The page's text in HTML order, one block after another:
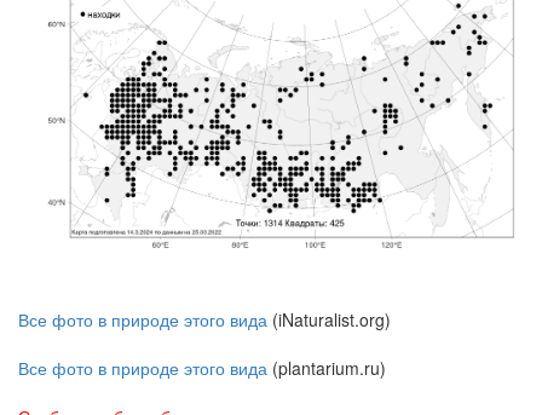
Все фото в природе этого вида (iNaturalist.org)
Все фото в природе этого вида (plantarium.ru)